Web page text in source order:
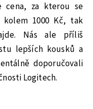
cena, za kterou se
1000 Kč, tak
Nás ale příliš
lepších kousků a
doporučovali
Logitech.